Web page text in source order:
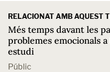
RELACIONAT AMB AQUEST
Més temps davant les
problemes emocionals
estudi
Públic